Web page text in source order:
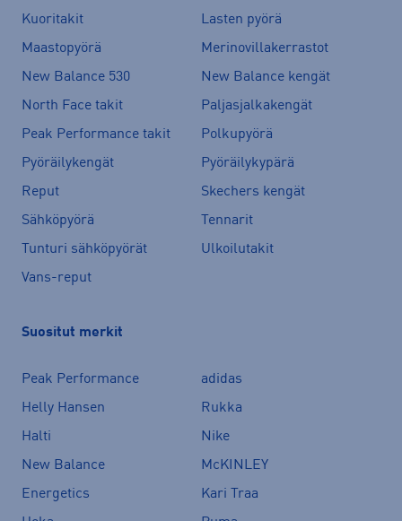
Kuoritakit
Lasten pyörä
Maastopyörä
Merinovillakerrastot
New Balance 530
New Balance kengät
North Face takit
Paljasjalkakengät
Peak Performance takit
Polkupyörä
Pyöräilykengät
Pyöräilykypärä
Reput
Skechers kengät
Sähköpyörä
Tennarit
Tunturi sähköpyörät
Ulkoilutakit
Vans-reput
Suositut merkit
Peak Performance
adidas
Helly Hansen
Rukka
Halti
Nike
New Balance
McKINLEY
Energetics
Kari Traa